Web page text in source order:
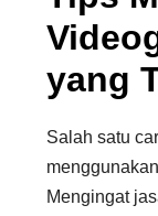
yang
Salah satu
Mengingat